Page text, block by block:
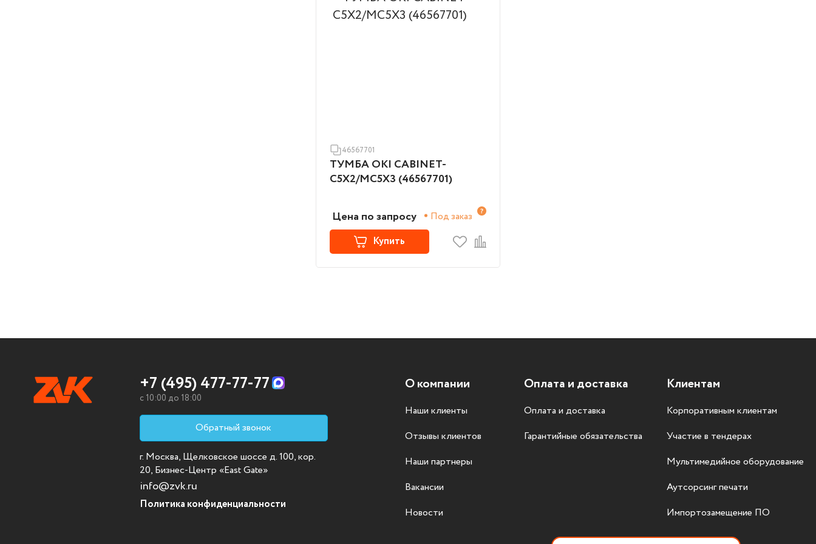
46567701
ТУМБА OKI CABINET-
C5X2/MC5X3 (46567701)
Цена по запросу Под заказ
Купить
+7 (495) 477-77-77
c 10:00 до 18:00
Обратный звонок
г. Москва, Щелковское шоссе д. 100, кор.
20, Бизнес-Центр «East Gate»
info@zvk.ru
Политика конфиденциальности
О компании
Наши клиенты
Отзывы клиентов
Наши партнеры
Вакансии
Новости
Оплата и доставка
Оплата и доставка
Гарантийные обязательства
Клиентам
Корпоративным клиентам
Участие в тендерах
Мультимедийное оборудование
Аутсорсинг печати
Импортозамещение ПО